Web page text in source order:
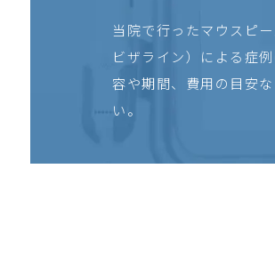
当院で行ったマウスピ
ビザライン）による症
容や期間、費用の目安
い。